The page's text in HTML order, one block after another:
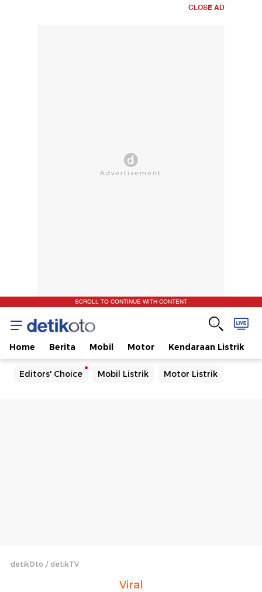
CLOSE AD
SCROLL TO CONTINUE WITH CONTENT
Home Berita Mobil Motor Kendaraan Listrik
Editors' Choice Mobil Listrik Motor Listrik
detikOto detikTV
Viral